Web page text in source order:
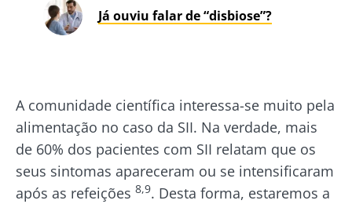
Já ouviu falar de “disbiose”?
A comunidade científica interessa-se muito pela
alimentação no caso da SII. Na verdade, mais
de 60% dos pacientes com SII relatam que os
seus sintomas apareceram ou se intensificaram
após as refeições 8,9. Desta forma, estaremos a